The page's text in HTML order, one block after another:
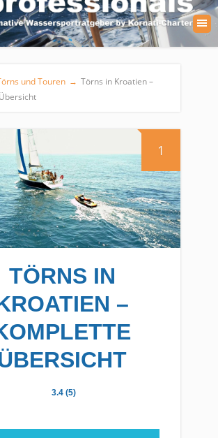
und Touren → Törns in Kroatien –
1
TÖRNS IN
–
3.4 (5)